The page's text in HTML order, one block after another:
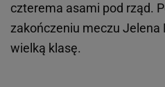
czterema asami pod rząd.
zakończeniu meczu Jelena
wielką klasę.